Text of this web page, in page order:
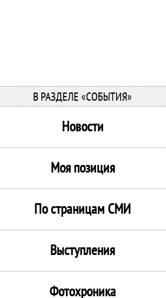
В РАЗДЕЛЕ «СОБЫТИЯ»
Новости
Моя позиция
По страницам СМИ
Выступления
Фотохроника